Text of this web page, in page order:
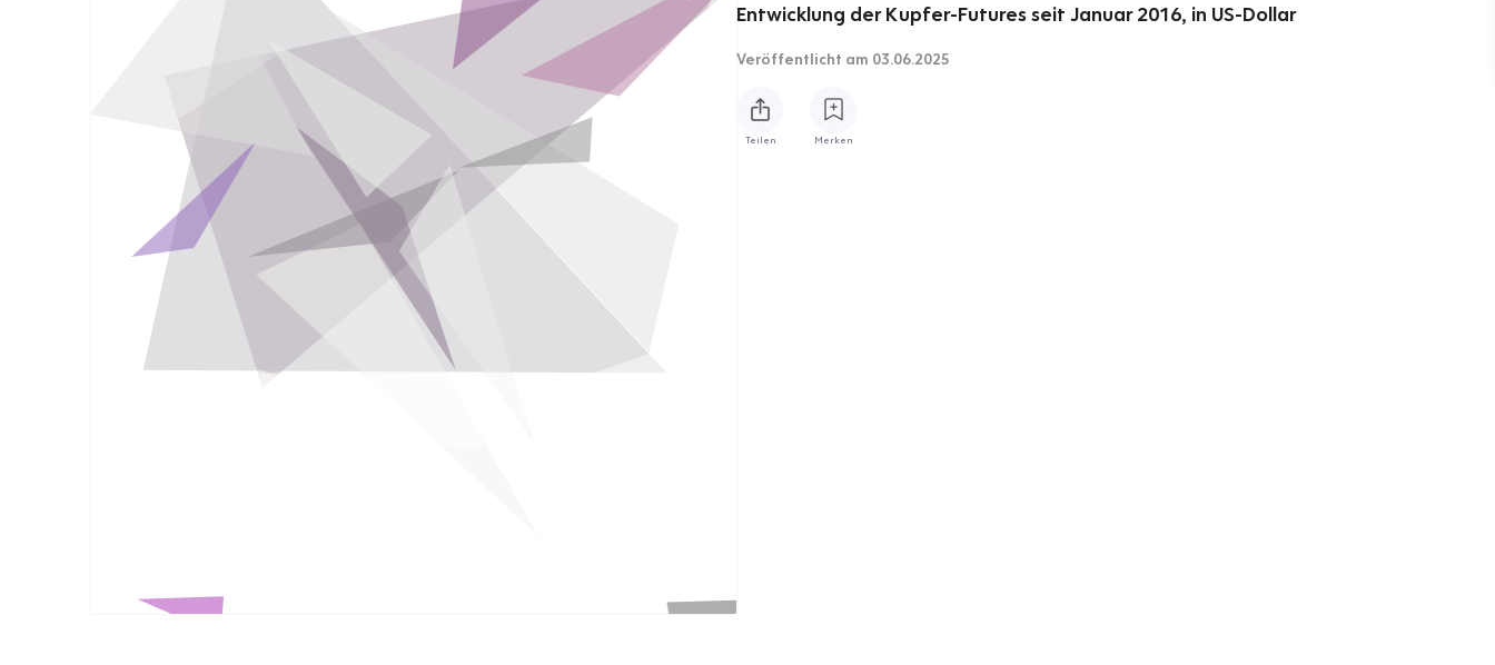
Entwicklung der Kupfer-Futures seit Januar 2016, in US-Dollar
Veröffentlicht am 03.06.2025
Teilen Merken